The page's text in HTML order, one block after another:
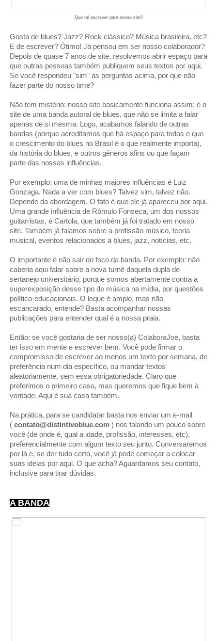
Que tal escrever para nosso site?
Gosta de blues? Jazz? Rock clássico? Música brasileira, etc?
E de escrever? Ótimo! Já pensou em ser nosso colaborador?
Depois de quase 7 anos de site, resolvemos abrir espaço para
que outras pessoas também publiquem seus textos por aqui.
Se você respondeu "sim" às perguntas acima, por que não
fazer parte do nosso time?
Não tem mistério: nosso site basicamente funciona assim: é o
site de uma banda autoral de blues, que não se limita a falar
apenas de si mesma. Logo, acabamos falando de outras
bandas (porque acreditamos que há espaço para todos e que
o crescimento do blues no Brasil é o que realmente importa),
da história do blues, e outros gêneros afins ou que façam
parte das nossas influências.
Por exemplo: uma de minhas maiores influências é Luiz
Gonzaga. Nada a ver com blues? Talvez sim, talvez não.
Depende da abordagem. O fato é que ele já apareceu por aqui.
Uma grande influência de Rômulo Fonseca, um dos nossos
guitarristas, é Cartola, que também já foi tratado em nosso
site. Também já falamos sobre a profissão músico, teoria
musical, eventos relacionados a blues, jazz, notícias, etc.
O importante é não sair do foco da banda. Por exemplo: não
caberia aqui falar sobre a nova turnê daquela dupla de
sertanejo universitário, porque somos abertamente contra a
superexposição desse tipo de música na mídia, por questões
político-educacionais. O leque é amplo, mas não
escancarado, entende? Basta acompanhar nossas
publicações para entender qual é a nossa praia.
Então: se você gostaria de ser nosso(a) ColaboraJoe, basta
ter isso em mente e escrever bem. Você pode firmar o
compromisso de escrever ao menos um texto por semana, de
preferência num dia específico, ou mandar textos
aleatoriamente, sem essa obrigatoriedade. Claro que
preferimos o primeiro caso, mas queremos que fique bem à
vontade. Aqui é sua casa também.
Na prática, para se candidatar basta nos enviar um e-mail
( contato@distintivoblue.com ) nos falando um pouco sobre
você (de onde é, qual a idade, profissão, interesses, etc),
preferencialmente com algum texto seu junto. Conversaremos
por lá e, se der tudo certo, você já pode começar a colocar
suas ideias por aqui. O que acha? Aguardamos seu contato,
inclusive para tirar dúvidas.
A BANDA